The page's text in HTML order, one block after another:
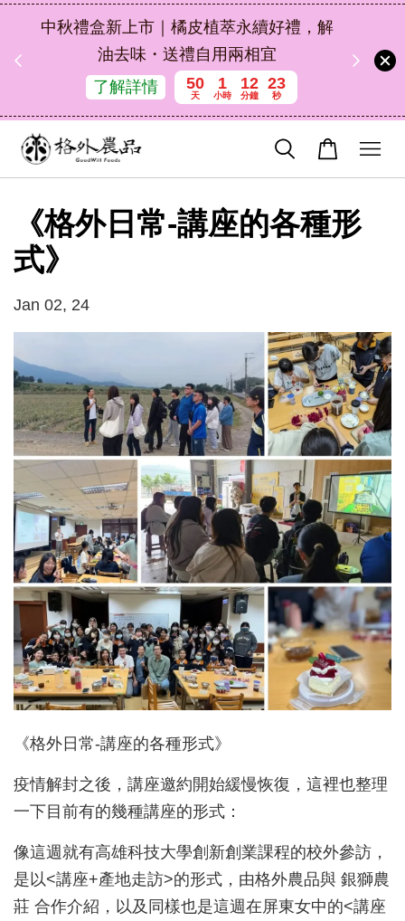
中秋禮盒新上市｜橘皮植萃永續好禮，解
油去味・送禮自用兩相宜
了解詳情
50
天
1
小時
12
分鐘
23
秒
《格外日常-講座的各種形
式》
Jan 02, 24
《格外日常-講座的各種形式》
疫情解封之後，講座邀約開始緩慢恢復，這裡也整理
一下目前有的幾種講座的形式：
像這週就有高雄科技大學創新創業課程的校外參訪，
是以<講座+產地走訪>的形式，由格外農品與 銀獅農
莊 合作介紹，以及同樣也是這週在屏東女中的<講座